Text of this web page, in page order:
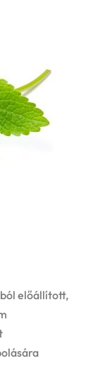
előállított,